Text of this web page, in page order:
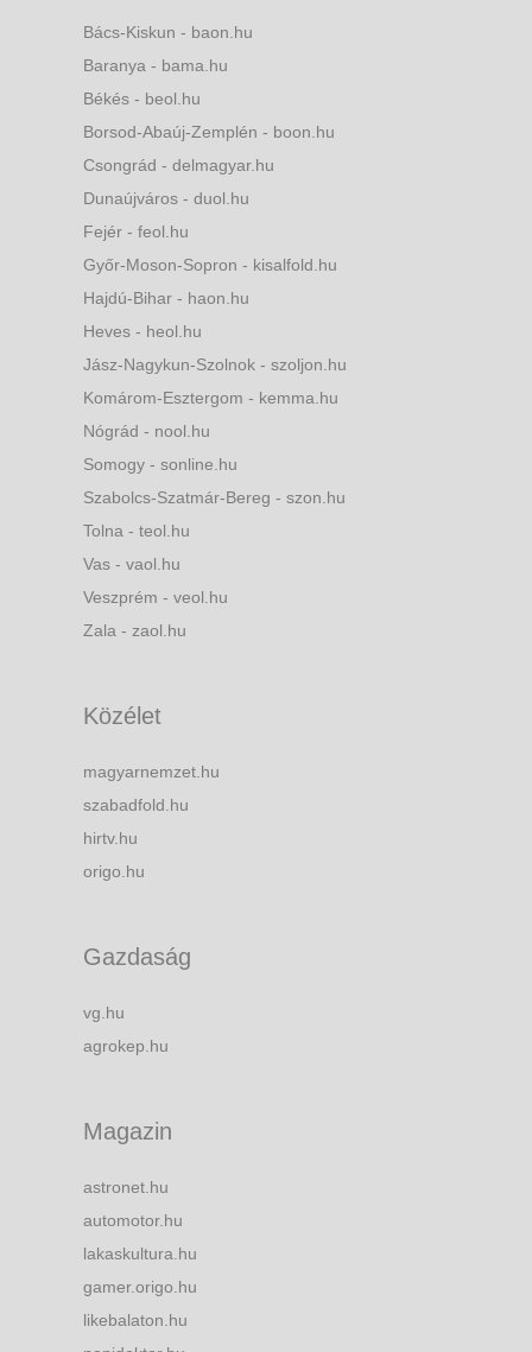
Bács-Kiskun - baon.hu
Baranya - bama.hu
Békés - beol.hu
Borsod-Abaúj-Zemplén - boon.hu
Csongrád - delmagyar.hu
Dunaújváros - duol.hu
Fejér - feol.hu
Győr-Moson-Sopron - kisalfold.hu
Hajdú-Bihar - haon.hu
Heves - heol.hu
Jász-Nagykun-Szolnok - szoljon.hu
Komárom-Esztergom - kemma.hu
Nógrád - nool.hu
Somogy - sonline.hu
Szabolcs-Szatmár-Bereg - szon.hu
Tolna - teol.hu
Vas - vaol.hu
Veszprém - veol.hu
Zala - zaol.hu
Közélet
magyarnemzet.hu
szabadfold.hu
hirtv.hu
origo.hu
Gazdaság
vg.hu
agrokep.hu
Magazin
astronet.hu
automotor.hu
lakaskultura.hu
gamer.origo.hu
likebalaton.hu